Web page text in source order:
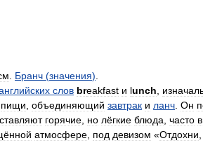
Бранч (значения)
слов breakfast и lunch
пищи объединяющий завтрак и ланч Он
горячие но лёгкие блюда часто в
атмосфере под девизом «Отдохни